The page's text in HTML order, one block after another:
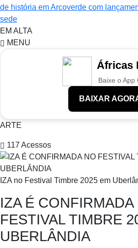
de história em Arcoverde com
sede
EM ALTA
MENU
Áfricas
Baixe o App
BAIXAR
ARTE
117 Acessos
IZA no Festival Timbre 2025 em
IZA É CONFIRMADA
FESTIVAL TIMBRE
UBERLÂNDIA